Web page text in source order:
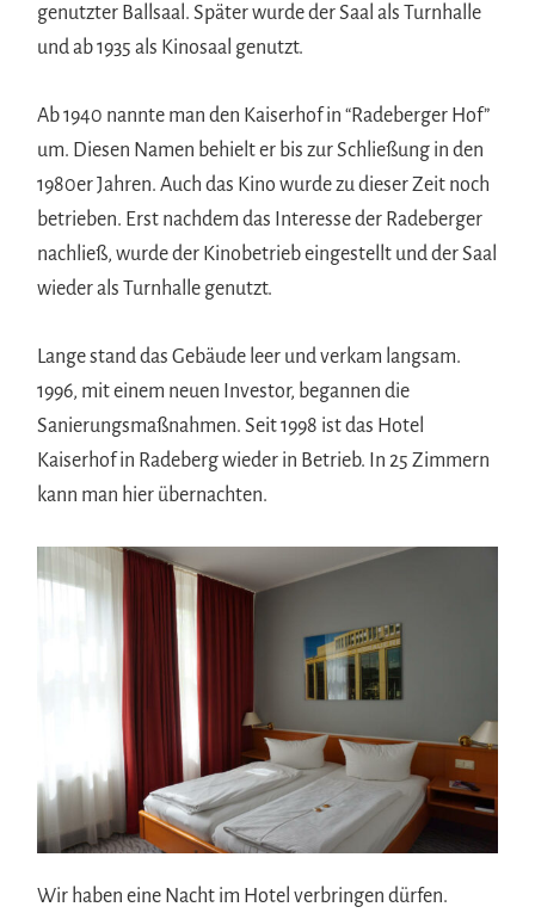
genutzter Ballsaal. Später wurde der Saal als Turnhalle
und ab 1935 als Kinosaal genutzt.
Ab 1940 nannte man den Kaiserhof in “Radeberger Hof”
um. Diesen Namen behielt er bis zur Schließung in den
1980er Jahren. Auch das Kino wurde zu dieser Zeit noch
betrieben. Erst nachdem das Interesse der Radeberger
nachließ, wurde der Kinobetrieb eingestellt und der Saal
wieder als Turnhalle genutzt.
Lange stand das Gebäude leer und verkam langsam.
1996, mit einem neuen Investor, begannen die
Sanierungsmaßnahmen. Seit 1998 ist das Hotel
Kaiserhof in Radeberg wieder in Betrieb. In 25 Zimmern
kann man hier übernachten.
Wir haben eine Nacht im Hotel verbringen dürfen.